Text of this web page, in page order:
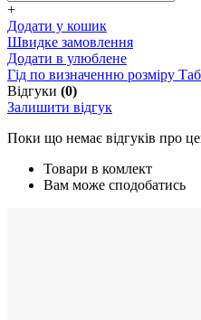
+
Додати у кошик
Швидке замовлення
Додати в улюблене
Гід по визначенню розміру
Відгуки (0)
Залишити відгук
Поки що немає відгуків про
Товари в комлект
Вам може сподобатись